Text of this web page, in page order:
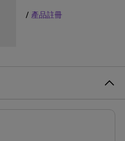
/ 產品註冊